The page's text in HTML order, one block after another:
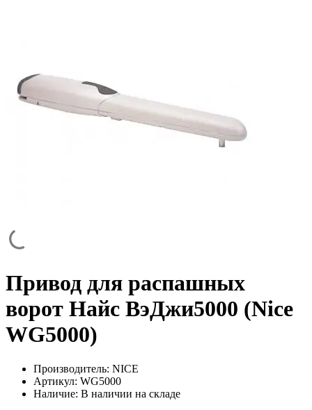
Привод для распашных
ворот Найс ВэДжи5000 (Nice
WG5000)
Производитель: NICE
Артикул: WG5000
Наличие: В наличии на складе